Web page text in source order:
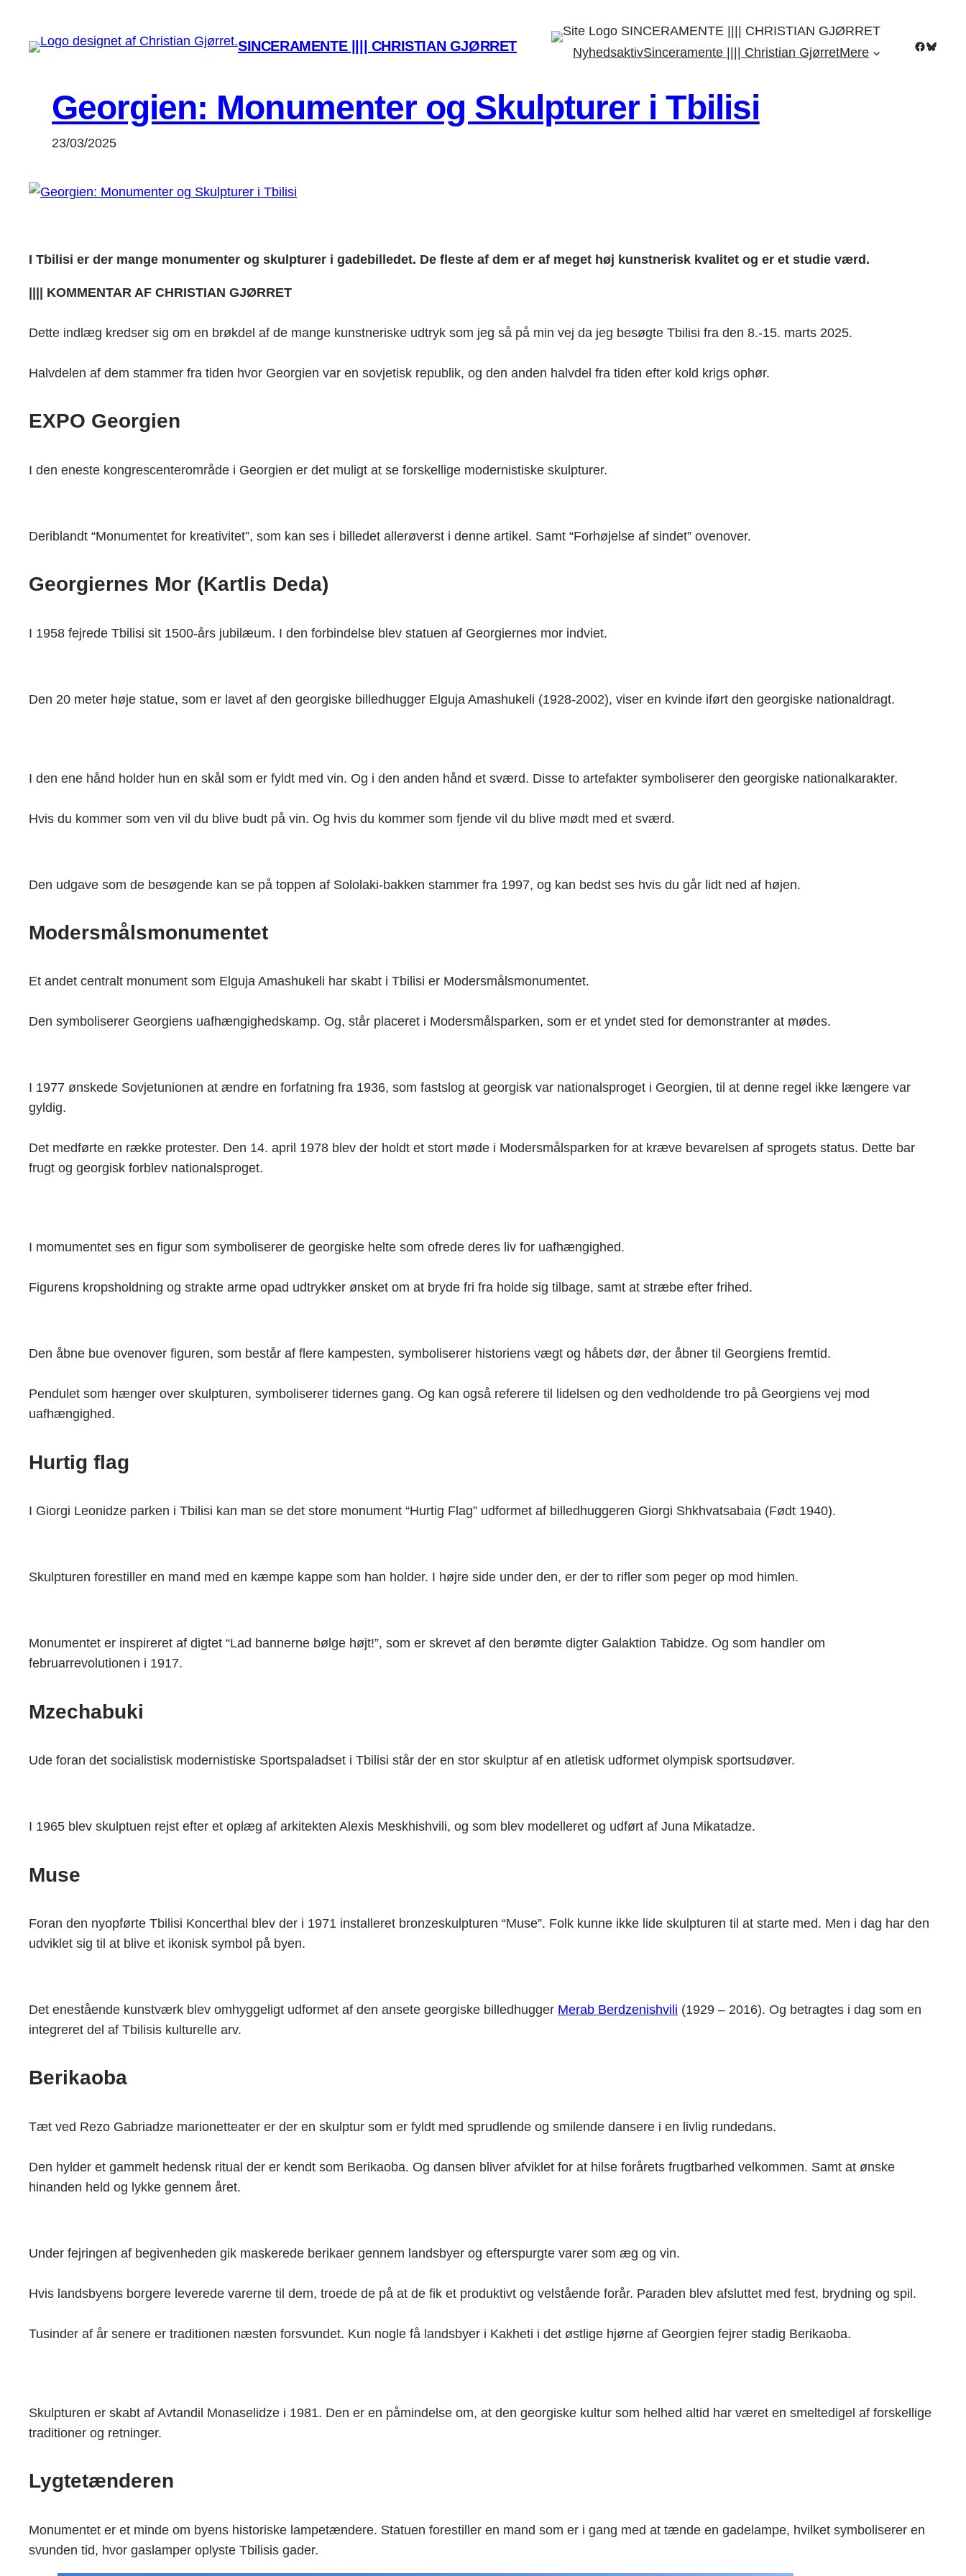
indhold
SINCERAMENTE |||| CHRISTIAN GJØRRET
SINCERAMENTE |||| CHRISTIAN GJØRRET
NyhedsaktivSinceramente |||| Christian GjørretMere Facebook
Bluesky
Georgien: Monumenter og Skulpturer i Tbilisi
23/03/2025
I Tbilisi er der mange monumenter og skulpturer i gadebilledet. De fleste af dem er af meget høj kunstnerisk kvalitet og er et studie værd.
|||| KOMMENTAR AF CHRISTIAN GJØRRET
Dette indlæg kredser sig om en brøkdel af de mange kunstneriske udtryk som jeg så på min vej da jeg besøgte Tbilisi fra den 8.-15. marts 2025.
Halvdelen af dem stammer fra tiden hvor Georgien var en sovjetisk republik, og den anden halvdel fra tiden efter kold krigs ophør.
EXPO Georgien
I den eneste kongrescenterområde i Georgien er det muligt at se forskellige modernistiske skulpturer.
Deriblandt “Monumentet for kreativitet”, som kan ses i billedet allerøverst i denne artikel. Samt “Forhøjelse af sindet” ovenover.
Georgiernes Mor (Kartlis Deda)
I 1958 fejrede Tbilisi sit 1500-års jubilæum. I den forbindelse blev statuen af Georgiernes mor indviet.
Den 20 meter høje statue, som er lavet af den georgiske billedhugger Elguja Amashukeli (1928-2002), viser en kvinde iført den georgiske nationaldragt.
I den ene hånd holder hun en skål som er fyldt med vin. Og i den anden hånd et sværd. Disse to artefakter symboliserer den georgiske nationalkarakter.
Hvis du kommer som ven vil du blive budt på vin. Og hvis du kommer som fjende vil du blive mødt med et sværd.
Den udgave som de besøgende kan se på toppen af ​​Sololaki-bakken stammer fra 1997, og kan bedst ses hvis du går lidt ned af højen.
Modersmålsmonumentet
Et andet centralt monument som Elguja Amashukeli har skabt i Tbilisi er Modersmålsmonumentet.
Den symboliserer Georgiens uafhængighedskamp. Og, står placeret i Modersmålsparken, som er et yndet sted for demonstranter at mødes.
I 1977 ønskede Sovjetunionen at ændre en forfatning fra 1936, som fastslog at georgisk var nationalsproget i Georgien, til at denne regel ikke længere var
gyldig.
Det medførte en række protester. Den 14. april 1978 blev der holdt et stort møde i Modersmålsparken for at kræve bevarelsen af ​​sprogets status. Dette bar
frugt og georgisk forblev nationalsproget.
I momumentet ses en figur som symboliserer de georgiske helte som ofrede deres liv for uafhængighed.
Figurens kropsholdning og strakte arme opad udtrykker ønsket om at bryde fri fra holde sig tilbage, samt at stræbe efter frihed.
Den åbne bue ovenover figuren, som består af flere kampesten, symboliserer historiens vægt og håbets dør, der åbner til Georgiens fremtid.
Pendulet som hænger over skulpturen, symboliserer tidernes gang. Og kan også referere til lidelsen og den vedholdende tro på Georgiens vej mod
uafhængighed.
Hurtig flag
I Giorgi Leonidze parken i Tbilisi kan man se det store monument “Hurtig Flag” udformet af billedhuggeren Giorgi Shkhvatsabaia (Født 1940).
Skulpturen forestiller en mand med en kæmpe kappe som han holder. I højre side under den, er der to rifler som peger op mod himlen.
Monumentet er inspireret af digtet “Lad bannerne bølge højt!”, som er skrevet af den berømte digter Galaktion Tabidze. Og som handler om
februarrevolutionen i 1917.
Mzechabuki
Ude foran det socialistisk modernistiske Sportspaladset i Tbilisi står der en stor skulptur af en atletisk udformet olympisk sportsudøver.
I 1965 blev skulptuen rejst efter et oplæg af arkitekten Alexis Meskhishvili, og som blev modelleret og udført af Juna Mikatadze.
Muse
Foran den nyopførte Tbilisi Koncerthal blev der i 1971 installeret bronzeskulpturen “Muse”. Folk kunne ikke lide skulpturen til at starte med. Men i dag har den
udviklet sig til at blive et ikonisk symbol på byen.
Det enestående kunstværk blev omhyggeligt udformet af den ansete georgiske billedhugger Merab Berdzenishvili (1929 – 2016). Og betragtes i dag som en
integreret del af Tbilisis kulturelle arv.
Berikaoba
Tæt ved Rezo Gabriadze marionetteater er der en skulptur som er fyldt med sprudlende og smilende dansere i en livlig rundedans.
Den hylder et gammelt hedensk ritual der er kendt som Berikaoba. Og dansen bliver afviklet for at hilse forårets frugtbarhed velkommen. Samt at ønske
hinanden held og lykke gennem året.
Under fejringen af begivenheden gik maskerede berikaer gennem landsbyer og efterspurgte varer som æg og vin.
Hvis landsbyens borgere leverede varerne til dem, troede de på at de fik et produktivt og velstående forår. Paraden blev afsluttet med fest, brydning og spil.
Tusinder af år senere er traditionen næsten forsvundet. Kun nogle få landsbyer i Kakheti i det østlige hjørne af Georgien fejrer stadig Berikaoba.
Skulpturen er skabt af Avtandil Monaselidze i 1981. Den er en påmindelse om, at den georgiske kultur som helhed altid har været en smeltedigel af forskellige
traditioner og retninger.
Lygtetænderen
Monumentet er et minde om byens historiske lampetændere. Statuen forestiller en mand som er i gang med at tænde en gadelampe, hvilket symboliserer en
svunden tid, hvor gaslamper oplyste Tbilisis gader.